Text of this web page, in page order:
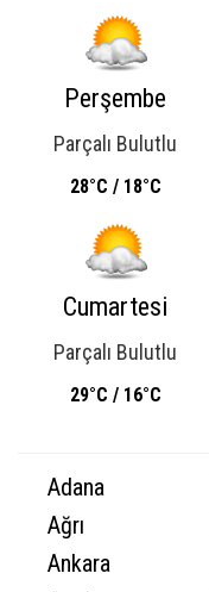
Perşembe
Parçalı Bulutlu
28°C / 18°C
Cumartesi
Parçalı Bulutlu
29°C / 16°C
Adana
Ağrı
Ankara